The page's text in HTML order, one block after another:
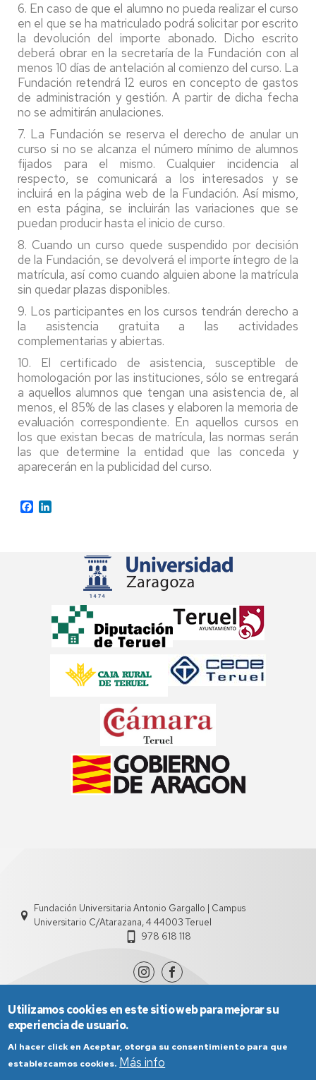
6. En caso de que el alumno no pueda realizar el curso
en el que se ha matriculado podrá solicitar por escrito
la devolución del importe abonado. Dicho escrito
deberá obrar en la secretaría de la Fundación con al
menos 10 días de antelación al comienzo del curso. La
Fundación retendrá 12 euros en concepto de gastos
de administración y gestión. A partir de dicha fecha
no se admitirán anulaciones.
7. La Fundación se reserva el derecho de anular un
curso si no se alcanza el número mínimo de alumnos
fijados para el mismo. Cualquier incidencia al
respecto, se comunicará a los interesados y se
incluirá en la página web de la Fundación. Así mismo,
en esta página, se incluirán las variaciones que se
puedan producir hasta el inicio de curso.
8. Cuando un curso quede suspendido por decisión
de la Fundación, se devolverá el importe íntegro de la
matrícula, así como cuando alguien abone la matrícula
sin quedar plazas disponibles.
9. Los participantes en los cursos tendrán derecho a
la asistencia gratuita a las actividades
complementarias y abiertas.
10. El certificado de asistencia, susceptible de
homologación por las instituciones, sólo se entregará
a aquellos alumnos que tengan una asistencia de, al
menos, el 85% de las clases y elaboren la memoria de
evaluación correspondiente. En aquellos cursos en
los que existan becas de matrícula, las normas serán
las que determine la entidad que las conceda y
aparecerán en la publicidad del curso.
Facebook
Fundación Universitaria Antonio Gargallo | Campus
Universitario C/Atarazana, 4 44003 Teruel
978 618 118
Utilizamos cookies en este sitio web para mejorar su
experiencia de usuario.
Al hacer click en Aceptar, otorga su consentimiento para que
establezcamos cookies. Más info